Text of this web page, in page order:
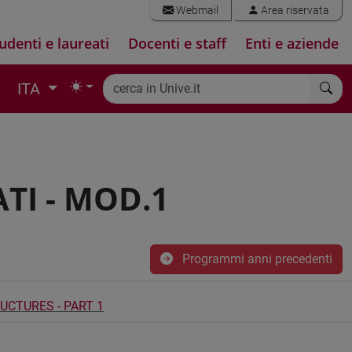
Webmail Area riservata
e laureati Docenti e staff Enti e aziende
ITA
- MOD.1
Programmi anni precedenti
- PART 1